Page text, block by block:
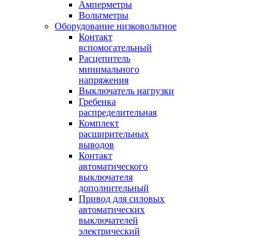
Амперметры
Вольтметры
Оборудование низковольтное
Контакт
вспомогательный
Расцепитель
минимального
напряжения
Выключатель нагрузки
Гребенка
распределительная
Комплект
расширительных
выводов
Контакт
автоматического
выключателя
дополнительный
Привод для силовых
автоматических
выключателей
электрический